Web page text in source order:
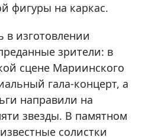
фигуры на каркас.
изготовлении
зрители: в
сцене Мариинского
гала-концерт, а
направили на
звезды. В памятном
солистки